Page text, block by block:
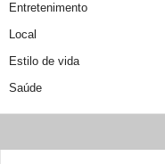
Entretenimento
Local
Estilo de vida
Saúde